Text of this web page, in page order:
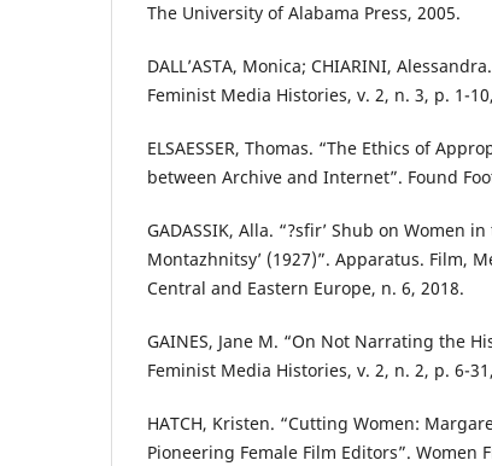
The University of Alabama Press, 2005.
DALL’ASTA, Monica; CHIARINI,
Feminist Media Histories, v. 2, n. 3, p. 1-
ELSAESSER, Thomas. “The Ethics of
between Archive and Internet”. Found
GADASSIK, Alla. “?sfir’ Shub on Women
Montazhnitsy’ (1927)”. Apparatus. Film,
Central and Eastern Europe, n. 6, 2018.
GAINES, Jane M. “On Not Narrating the
Feminist Media Histories, v. 2, n. 2, p. 6-
HATCH, Kristen. “Cutting Women:
Pioneering Female Film Editors”. Women